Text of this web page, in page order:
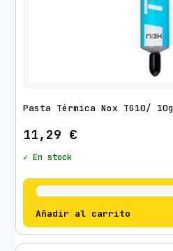
Pasta Térmica Nox TG10/ 10g
11,29 €
✓ En stock
Añadir al carrito